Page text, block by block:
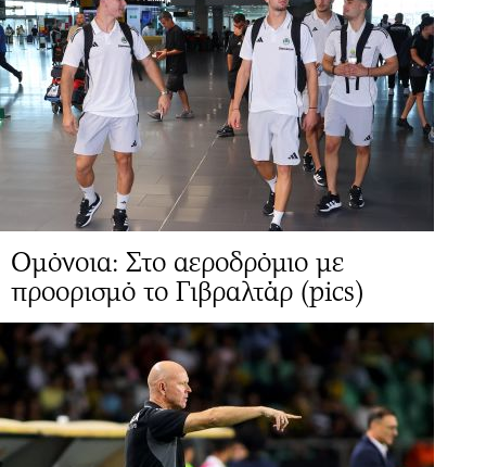
Ομόνοια: Στο αεροδρόμιο με
προορισμό το Γιβραλτάρ (pics)